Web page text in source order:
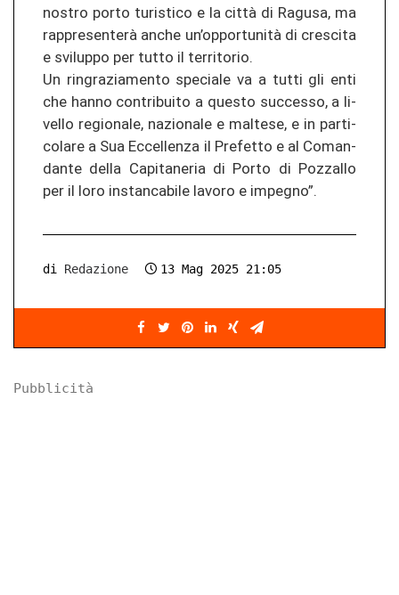
nos­tro porto tu­ris­ti­co e la città di Ra­gu­sa, ma
rappresenterà anche un’opportunità di cres­ci­ta
e svi­lup­po per tutto il ter­ri­to­rio.
Un rin­gra­zia­men­to spe­cia­le va a tutti gli enti
che hanno con­tri­bui­to a ques­to suc­ces­so, a li­
vel­lo re­gio­na­le, na­zio­na­le e mal­te­se, e in par­ti­
co­la­re a Sua Ec­cel­len­za il Pre­fet­to e al Co­man­
dan­te della Ca­pi­ta­ne­ria di Porto di Po­z­zal­lo
per il loro in­stan­ca­bi­le la­vo­ro e im­pe­g­no”.
di Redazione 13 Mag 2025 21:05
Pubblicità